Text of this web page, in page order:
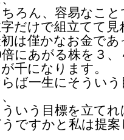
ちろん、容易なこ
だけで組立てて見
は僅かなお金であ
倍にあがる株を３
が千になります。
ば一生にそうい
いう目標を立てれ
うですかと私は提